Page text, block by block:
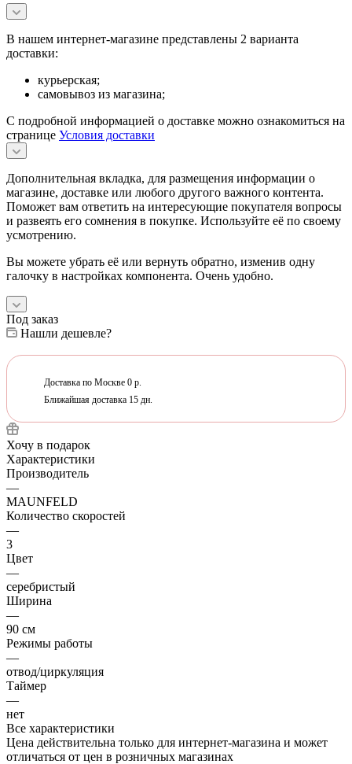
В нашем интернет-магазине представлены 2 варианта
доставки:
курьерская;
самовывоз из магазина;
С подробной информацией о доставке можно ознакомиться на
странице Условия доставки
Дополнительная вкладка, для размещения информации о
магазине, доставке или любого другого важного контента.
Поможет вам ответить на интересующие покупателя вопросы
и развеять его сомнения в покупке. Используйте её по своему
усмотрению.
Вы можете убрать её или вернуть обратно, изменив одну
галочку в настройках компонента. Очень удобно.
Под заказ
Нашли дешевле?
Доставка по Москве 0 р.
Ближайшая доставка 15 дн.
Хочу в подарок
Характеристики
Производитель
—
MAUNFELD
Количество скоростей
—
3
Цвет
—
серебристый
Ширина
—
90 см
Режимы работы
—
отвод/циркуляция
Таймер
—
нет
Все характеристики
Цена действительна только для интернет-магазина и может
отличаться от цен в розничных магазинах